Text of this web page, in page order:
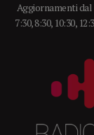
Aggiornamenti
7:30, 8:30, 10:30,